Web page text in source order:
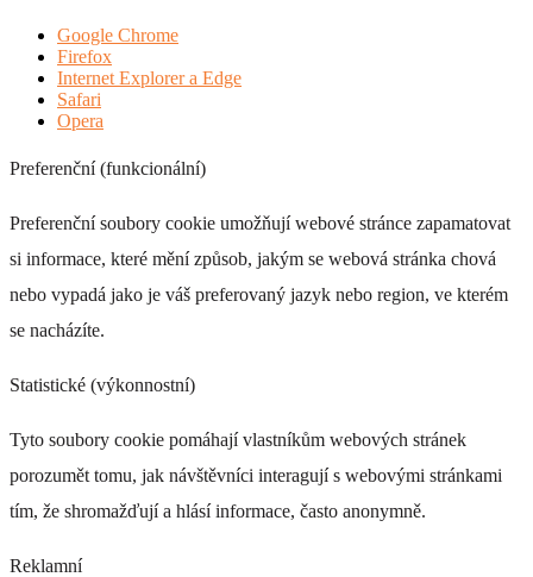
Google Chrome
Firefox
Internet Explorer a Edge
Safari
Opera
Preferenční (funkcionální)
Preferenční soubory cookie umožňují webové stránce zapamatovat
si informace, které mění způsob, jakým se webová stránka chová
nebo vypadá jako je váš preferovaný jazyk nebo region, ve kterém
se nacházíte.
Statistické (výkonnostní)
Tyto soubory cookie pomáhají vlastníkům webových stránek
porozumět tomu, jak návštěvníci interagují s webovými stránkami
tím, že shromažďují a hlásí informace, často anonymně.
Reklamní